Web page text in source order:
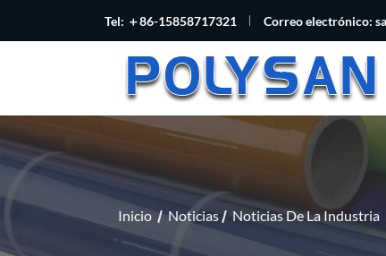
Tel: ＋86-15858717321 Correo electrónico:
Inicio Noticias Noticias De La Industria